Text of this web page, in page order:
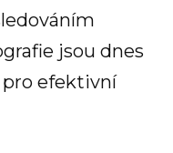
jsou dnes
pro efektivní